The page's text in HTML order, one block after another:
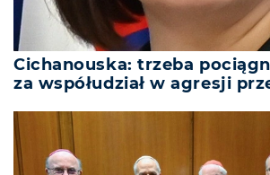
Cichanouska: trzeba
za współudział w agresji